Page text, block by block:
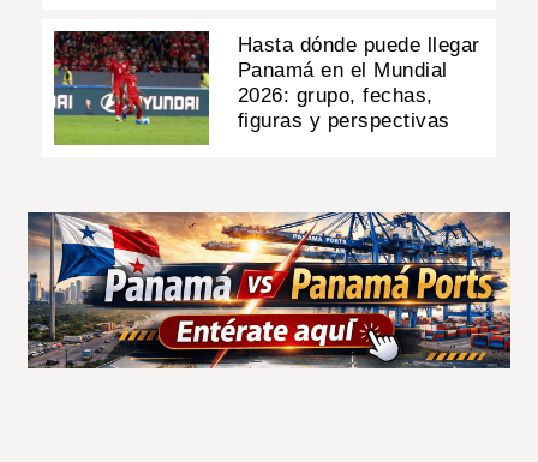
Hasta dónde puede llegar
Panamá en el Mundial
2026: grupo, fechas,
figuras y perspectivas